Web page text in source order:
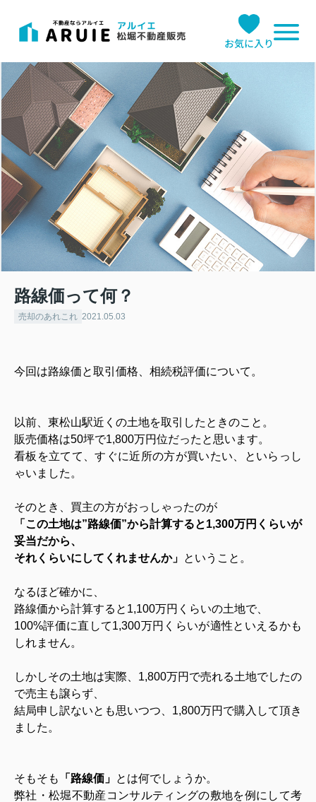
お気に入り
路線価って何？
売却のあれこれ 2021.05.03
今回は路線価と取引価格、相続税評価について。
以前、東松山駅近くの土地を取引したときのこと。
販売価格は50坪で1,800万円位だったと思います。
看板を立てて、すぐに近所の方が買いたい、といらっし
ゃいました。
そのとき、買主の方がおっしゃったのが
「この土地は”路線価”から計算すると1,300万円くらいが
妥当だから、
それくらいにしてくれませんか」 ということ。
なるほど確かに、
路線価から計算すると1,100万円くらいの土地で、
100%評価に直して1,300万円くらいが適性といえるかも
しれません。
しかしその土地は実際、1,800万円で売れる土地でしたの
で売主も譲らず、
結局申し訳ないとも思いつつ、1,800万円で購入して頂き
ました。
そもそも 「路線価」 とは何でしょうか。
弊社・松堀不動産コンサルティングの敷地を例にして考